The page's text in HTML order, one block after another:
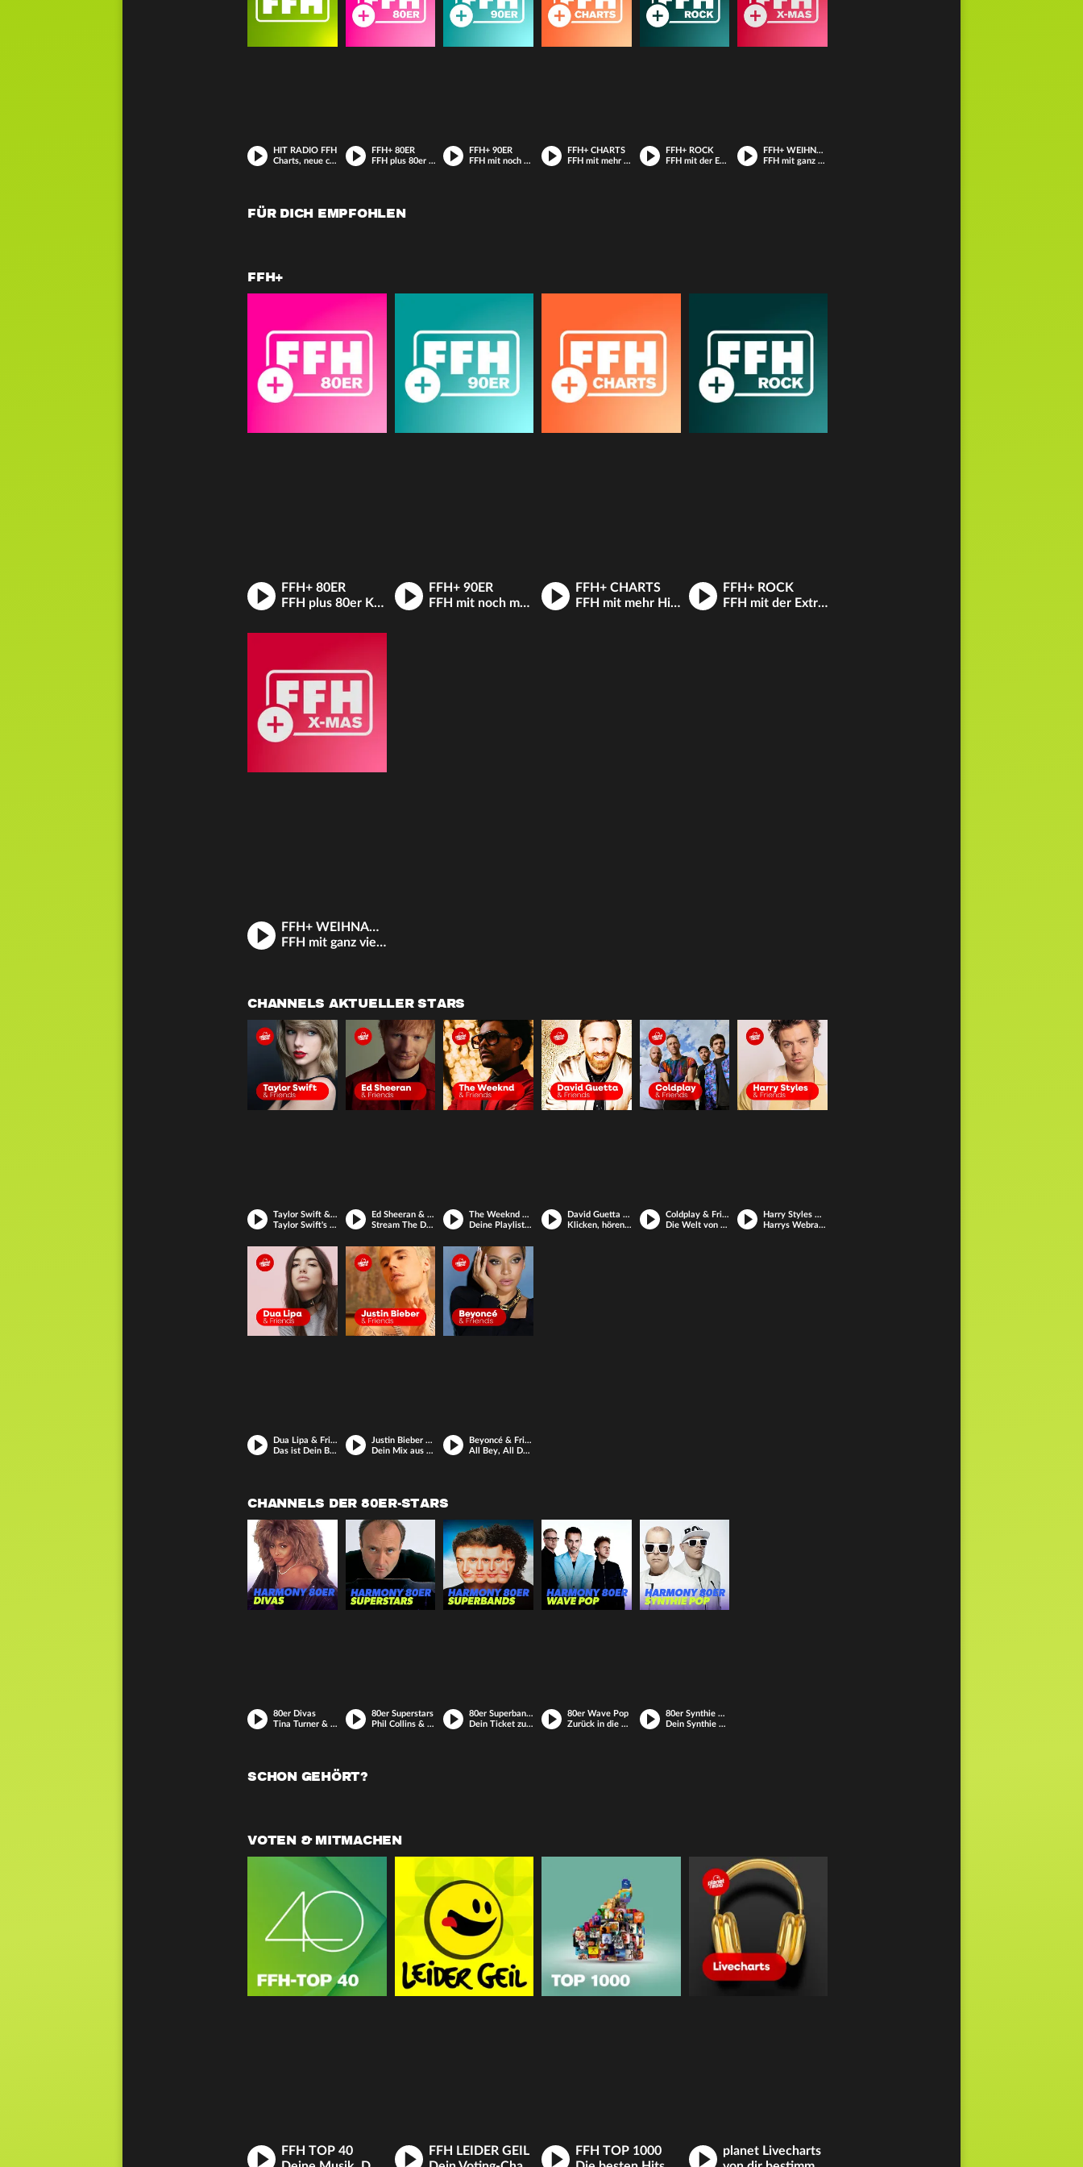
HIT RADIO FFH
Charts, neue coole Hits und deine Lieblings-Songs
FFH+ 80ER
FFH plus 80er Kulthits
FFH+ 90ER
FFH mit noch mehr Hits aus den 90ern
FFH+ CHARTS
FFH mit mehr Hits aus den Charts
FFH+ ROCK
FFH mit der Extraportion Rock
FFH+ WEIHNACHTEN
FFH mit ganz vielen Weihnachtsliedern
FÜR DICH EMPFOHLEN
FFH+
FFH+ 80ER
FFH plus 80er Kulthits
FFH+ 90ER
FFH mit noch mehr Hits aus den 90ern
FFH+ CHARTS
FFH mit mehr Hits aus den Charts
FFH+ ROCK
FFH mit der Extraportion Rock
FFH+ WEIHNACHTEN
FFH mit ganz vielen Weihnachtsliedern
CHANNELS AKTUELLER STARS
Taylor Swift & Friends
Taylor Swift's musikalischer Freundeskreis – Jetzt reinhören!
Ed Sheeran & Friends
Stream The Dream – die beliebtesten Tracks von Ed Sheeran & Co.
The Weeknd & Friends
Deine Playlist, dein Webradio. Mit The Weeknd und den Größen der Charts.
David Guetta & Friends
Klicken, hören, tanzen! Dein Guetta-Beat-Hub im Netz!
Coldplay & Friends
Die Welt von Coldplay mit Hits von Ed Sheeran, Harry Styles, Beyoncé.
Harry Styles & Friends
Harrys Webradio Stream mit den besten Pop Songs!
Dua Lipa & Friends
Das ist Dein Beat mit den Lieblingssongs von Dua Lipa.
Justin Bieber & Friends
Dein Mix aus Bieber-Songs und Star-Tracks!
Beyoncé & Friends
All Bey, All Day – Beyoncé & Friends rocken dein Radio!
CHANNELS DER 80ER-STARS
80er Divas
Tina Turner & Co. Legendäre Stimmen nonstop.
80er Superstars
Phil Collins & Co. nonstop.
80er Superbands
Dein Ticket zurück in die Ära der Musikgiganten.
80er Wave Pop
Zurück in die Ära der Poprevolution – mit dem 80er Wave Pop Radio.
80er Synthie Pop
Dein Synthie Soundtrack - die unsterblichen Rhythmen deiner wilden Jahre.
SCHON GEHÖRT?
VOTEN & MITMACHEN
FFH TOP 40
FFH LEIDER GEIL
FFH TOP 1000
planet Livecharts